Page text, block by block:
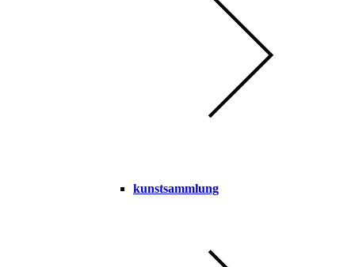
kunstsammlung